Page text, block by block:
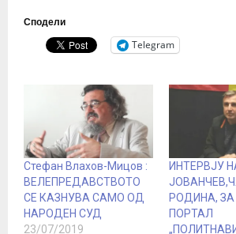
Сподели
Telegram
Стефан Влахов-Мицов :
ВЕЛЕПРЕДАВСТВОТО
СЕ КАЗНУВА САМО ОД
НАРОДЕН СУД
23/07/2019
ИНТЕРВЈУ
РОДИНА,
ПОРТАЛ